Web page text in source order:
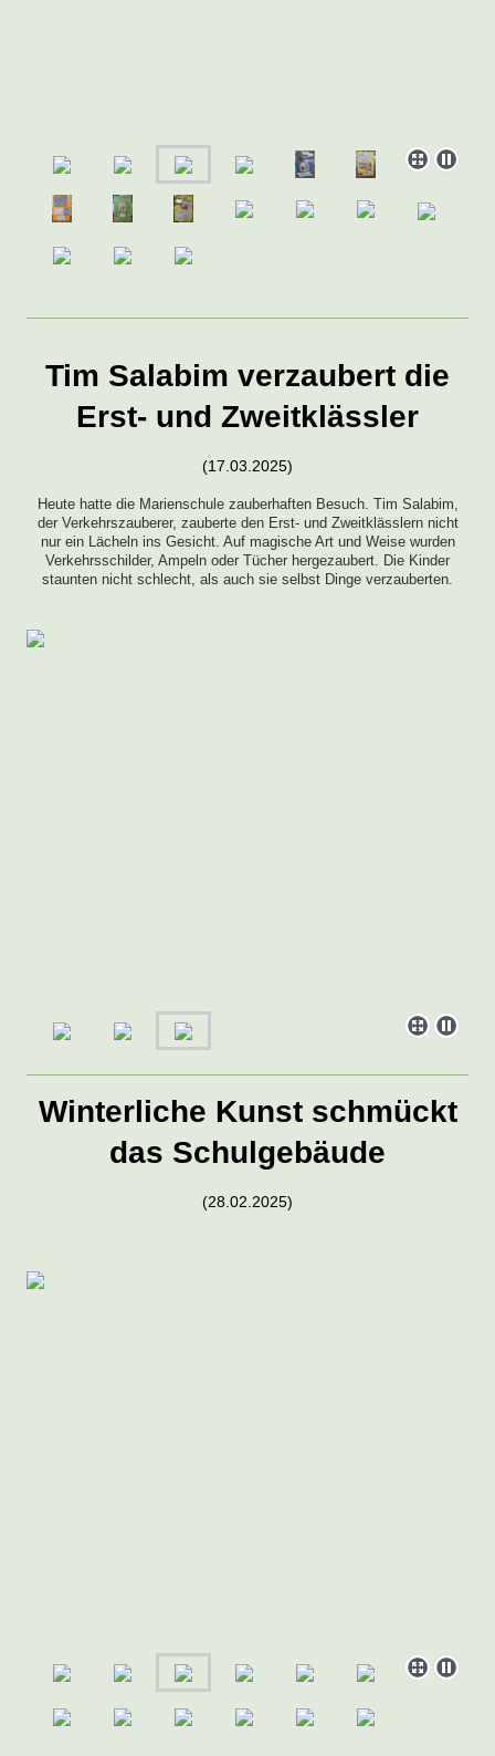
Tim Salabim verzaubert die
Erst- und Zweitklässler
(17.03.2025)
Heute hatte die Marienschule zauberhaften Besuch. Tim Salabim,
der Verkehrszauberer, zauberte den Erst- und Zweitklässlern nicht
nur ein Lächeln ins Gesicht. Auf magische Art und Weise wurden
Verkehrsschilder, Ampeln oder Tücher hergezaubert. Die Kinder
staunten nicht schlecht, als auch sie selbst Dinge verzauberten.
Winterliche Kunst schmückt
das Schulgebäude
(28.02.2025)